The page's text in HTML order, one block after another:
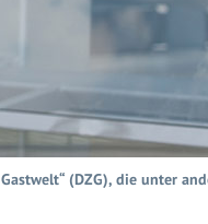
(DZG), die unter